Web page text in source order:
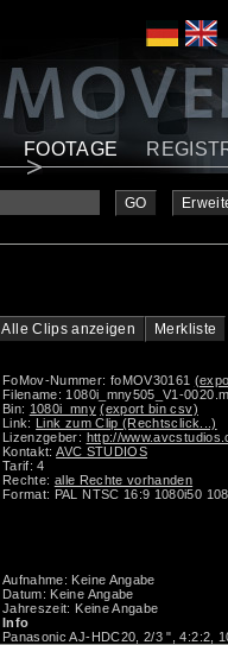
FOOTAGE
GO
Alle Clips anzeigen Merkliste
FoMov-Nummer: foMOV30161
Filename: 1080i_mny505_V1-
Bin: 1080i_mny (export bin csv)
Link: Link zum Clip (Rechtsclick...)
Lizenzgeber: http://
Kontakt:AVC STUDIOS
Tarif: 4
Rechte: alle Rechte vorhanden
Format: PAL NTSC 16:9 1080i50
Aufnahme: Keine Angabe
Datum: Keine Angabe
Jahreszeit: Keine Angabe
Info
Panasonic AJ-HDC20, 2/3 ", 4:2:2,